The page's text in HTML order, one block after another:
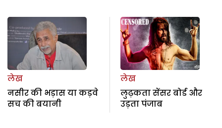
लेख
नसीर की भड़ास या कड़वे
सच की बयानी
लेख
लुढ़कता सेंसर बोर्ड और
उड़ता पंजाब